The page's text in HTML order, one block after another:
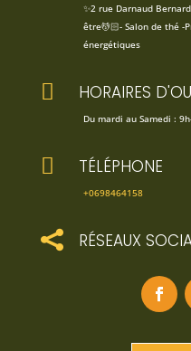
✨2 rue Darnaud
être💆🏻- Salon de thé -
énergétiques
 HORAIRES
Du mardi au Samedi :
 TÉLÉPHONE
+0698464158
 RÉSEAUX